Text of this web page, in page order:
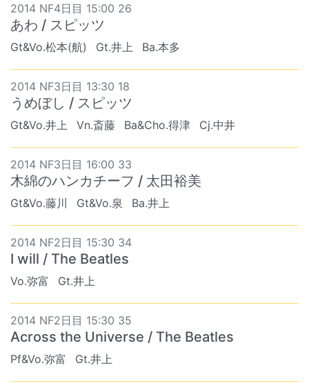
2014 NF4日目 15:00 26
あわ / スピッツ
Gt&Vo.松本(航) Gt.井上 Ba.本多
2014 NF3日目 13:30 18
うめぼし / スピッツ
Gt&Vo.井上 Vn.斎藤 Ba&Cho.得津 Cj.中井
2014 NF3日目 16:00 33
木綿のハンカチーフ / 太田裕美
Gt&Vo.藤川 Gt&Vo.泉 Ba.井上
2014 NF2日目 15:30 34
I will / The Beatles
Vo.弥富 Gt.井上
2014 NF2日目 15:30 35
Across the Universe / The Beatles
Pf&Vo.弥富 Gt.井上